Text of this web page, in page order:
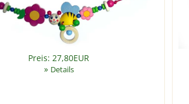
Preis: 27,80EUR
» Details